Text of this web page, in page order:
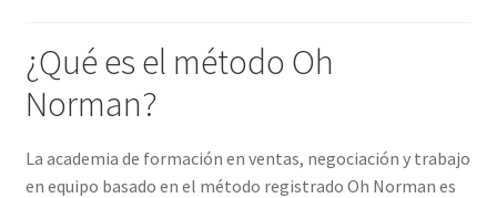
Versiones disponibles
¿Qué es el método Oh
Norman?
La academia de formación en ventas, negociación y trabajo
en equipo basado en el método registrado Oh Norman es